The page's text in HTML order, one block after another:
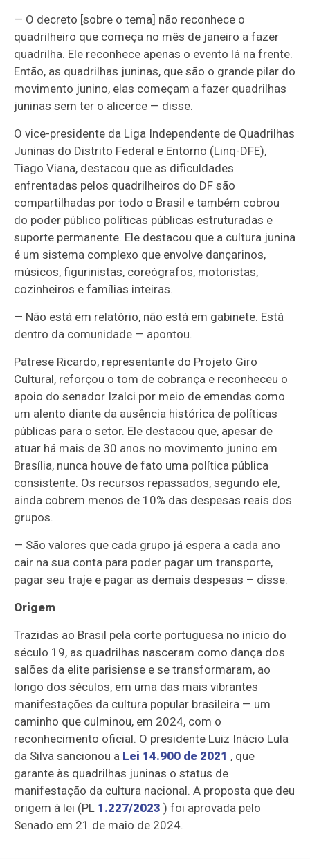
— O decreto [sobre o tema] não reconhece o
quadrilheiro que começa no mês de janeiro a fazer
quadrilha. Ele reconhece apenas o evento lá na frente.
Então, as quadrilhas juninas, que são o grande pilar do
movimento junino, elas começam a fazer quadrilhas
juninas sem ter o alicerce — disse.
O vice-presidente da Liga Independente de Quadrilhas
Juninas do Distrito Federal e Entorno (Linq-DFE),
Tiago Viana, destacou que as dificuldades
enfrentadas pelos quadrilheiros do DF são
compartilhadas por todo o Brasil e também cobrou
do poder público políticas públicas estruturadas e
suporte permanente. Ele destacou que a cultura junina
é um sistema complexo que envolve dançarinos,
músicos, figurinistas, coreógrafos, motoristas,
cozinheiros e famílias inteiras.
— Não está em relatório, não está em gabinete. Está
dentro da comunidade — apontou.
Patrese Ricardo, representante do Projeto Giro
Cultural, reforçou o tom de cobrança e reconheceu o
apoio do senador Izalci por meio de emendas como
um alento diante da ausência histórica de políticas
públicas para o setor. Ele destacou que, apesar de
atuar há mais de 30 anos no movimento junino em
Brasília, nunca houve de fato uma política pública
consistente. Os recursos repassados, segundo ele,
ainda cobrem menos de 10% das despesas reais dos
grupos.
— São valores que cada grupo já espera a cada ano
cair na sua conta para poder pagar um transporte,
pagar seu traje e pagar as demais despesas – disse.
Origem
Trazidas ao Brasil pela corte portuguesa no início do
século 19, as quadrilhas nasceram como dança dos
salões da elite parisiense e se transformaram, ao
longo dos séculos, em uma das mais vibrantes
manifestações da cultura popular brasileira — um
caminho que culminou, em 2024, com o
reconhecimento oficial. O presidente Luiz Inácio Lula
da Silva sancionou a Lei 14.900 de 2021 , que
garante às quadrilhas juninas o status de
manifestação da cultura nacional. A proposta que deu
origem à lei (PL 1.227/2023 ) foi aprovada pelo
Senado em 21 de maio de 2024.